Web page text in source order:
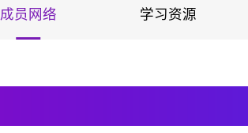
成员网络 学习资源